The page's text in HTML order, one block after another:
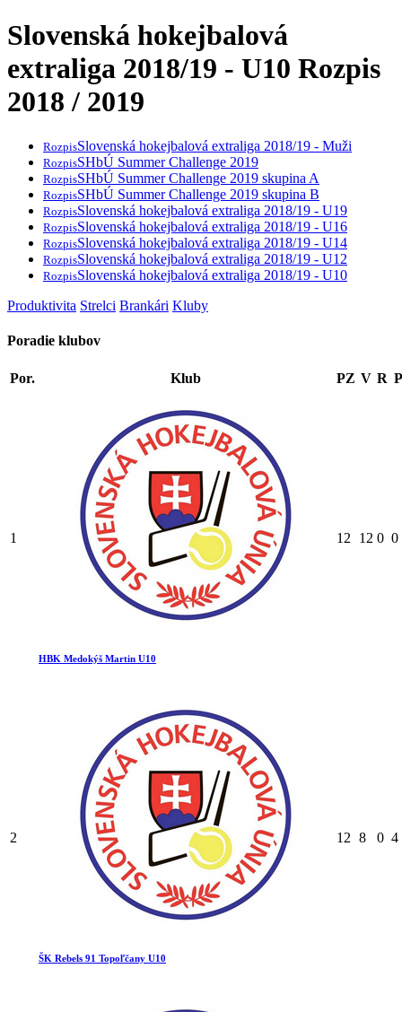
Slovenská hokejbalová
extraliga 2018/19 - U10 Rozpis
2018 / 2019
RozpisSlovenská hokejbalová extraliga 2018/19 - Muži
RozpisSHbÚ Summer Challenge 2019
RozpisSHbÚ Summer Challenge 2019 skupina A
RozpisSHbÚ Summer Challenge 2019 skupina B
RozpisSlovenská hokejbalová extraliga 2018/19 - U19
RozpisSlovenská hokejbalová extraliga 2018/19 - U16
RozpisSlovenská hokejbalová extraliga 2018/19 - U14
RozpisSlovenská hokejbalová extraliga 2018/19 - U12
RozpisSlovenská hokejbalová extraliga 2018/19 - U10
Produktivita Strelci Brankári Kluby
Poradie klubov
Por. Klub PZ V R P
1
HBK Medokýš Martin U10
12 12 0 0
2
ŠK Rebels 91 Topoľčany U10
12 8 0 4